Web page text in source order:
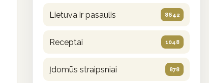
Lietuva ir pasaulis 8642
Receptai 1048
Įdomūs straipsniai 878